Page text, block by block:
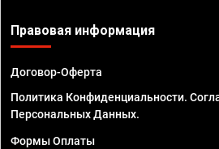
Правовая информация
Договор-Оферта
Политика Конфиденциальности.
Персональных Данных.
Формы Оплаты